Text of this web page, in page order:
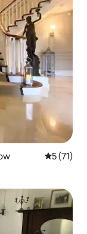
prosječna
5 (71)